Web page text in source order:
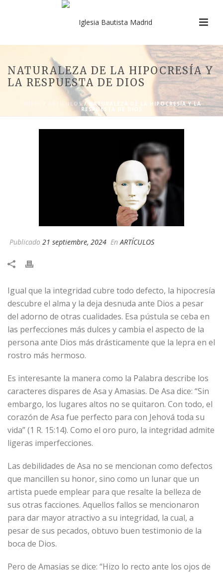
NATURALEZA DE LA HIPOCRESÍA Y
LA RESPUESTA DE DIOS
/ ARTÍCULOS/ NATURALEZA DE LA HIPOCRESÍA Y LA
RESPUESTA DE DIOS
Publicado 21 septiembre, 2024 EnARTÍCULOS
Igual que la integridad cubre todo defecto, la hipocresía
descubre el alma y la deja desnuda ante Dios a pesar
del adorno de otras cualidades. Esa pústula se ceba en
las perfecciones más dulces y cambia el aspecto de la
persona ante Dios más drásticamente que la lepra en el
rostro más hermoso.
Es interesante la manera como la Palabra describe los
caracteres dispares de Asa y Amasias. De Asa dice: “Sin
embargo, los lugares altos no se quitaron. Con todo, el
corazón de Asa fue perfecto para con Jehová toda su
vida” (1 R. 15:14). Como el oro puro, la integridad admite
ligeras imperfecciones.
Las debilidades de Asa no se mencionan como defectos
que mancillen su honor, sino como un lunar que un
artista puede emplear para que resalte la belleza de
sus otras facciones. Aquellos fallos se mencionaron
para dar mayor atractivo a su integridad, la cual, a
pesar de sus pecados, obtuvo buen testimonio de la
boca de Dios.
Pero de Amasias se dice: “Hizo lo recto ante los ojos de